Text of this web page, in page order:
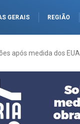
GERAIS REGIÃO
após medida dos EUA